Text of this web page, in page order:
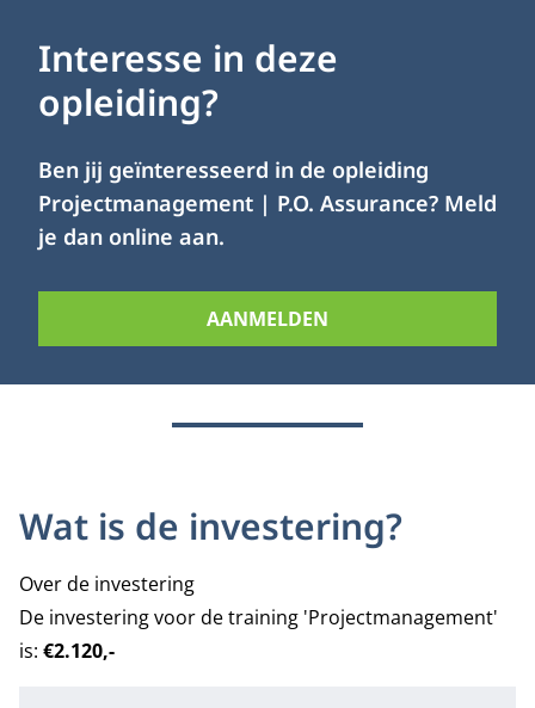
Interesse in deze
opleiding?
Ben jij geïnteresseerd in de opleiding
Projectmanagement | P.O. Assurance? Meld
je dan online aan.
AANMELDEN
Wat is de investering?
Over de investering
De investering voor de training 'Projectmanagement'
is: €2.120,-